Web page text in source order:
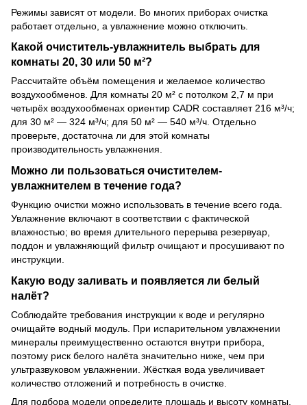
Режимы зависят от модели. Во многих приборах очистка
работает отдельно, а увлажнение можно отключить.
Какой очиститель-увлажнитель выбрать для
комнаты 20, 30 или 50 м²?
Рассчитайте объём помещения и желаемое количество
воздухообменов. Для комнаты 20 м² с потолком 2,7 м при
четырёх воздухообменах ориентир CADR составляет 216 м³/ч;
для 30 м² — 324 м³/ч; для 50 м² — 540 м³/ч. Отдельно
проверьте, достаточна ли для этой комнаты
производительность увлажнения.
Можно ли пользоваться очистителем-
увлажнителем в течение года?
Функцию очистки можно использовать в течение всего года.
Увлажнение включают в соответствии с фактической
влажностью; во время длительного перерыва резервуар,
поддон и увлажняющий фильтр очищают и просушивают по
инструкции.
Какую воду заливать и появляется ли белый
налёт?
Соблюдайте требования инструкции к воде и регулярно
очищайте водный модуль. При испарительном увлажнении
минералы преимущественно остаются внутри прибора,
поэтому риск белого налёта значительно ниже, чем при
ультразвуковом увлажнении. Жёсткая вода увеличивает
количество отложений и потребность в очистке.
Для подбора модели определите площадь и высоту комнаты,